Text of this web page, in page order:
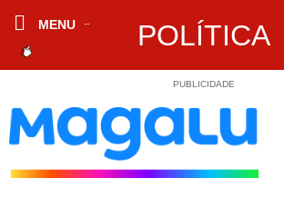
MENU POLÍTICA
PUBLICIDADE